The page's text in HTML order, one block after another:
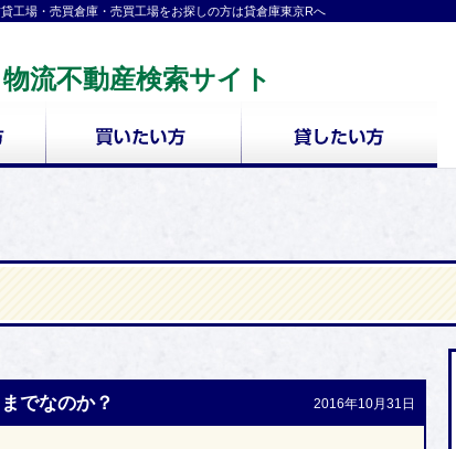
工場・売買倉庫・売買工場をお探しの方は貸倉庫東京Rへ
物流不動産検索サイト
でなのか？ 2016年10月31日